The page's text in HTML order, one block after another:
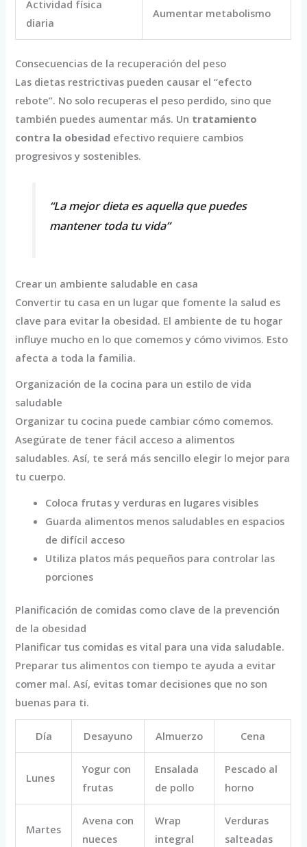
Actividad física
diaria
Aumentar metabolismo
Consecuencias de la recuperación del peso
Las dietas restrictivas pueden causar el “efecto
rebote”. No solo recuperas el peso perdido, sino que
también puedes aumentar más. Un tratamiento
contra la obesidad efectivo requiere cambios
progresivos y sostenibles.
“La mejor dieta es aquella que puedes
mantener toda tu vida”
Crear un ambiente saludable en casa
Convertir tu casa en un lugar que fomente la salud es
clave para evitar la obesidad. El ambiente de tu hogar
influye mucho en lo que comemos y cómo vivimos. Esto
afecta a toda la familia.
Organización de la cocina para un estilo de vida
saludable
Organizar tu cocina puede cambiar cómo comemos.
Asegúrate de tener fácil acceso a alimentos
saludables. Así, te será más sencillo elegir lo mejor para
tu cuerpo.
Coloca frutas y verduras en lugares visibles
Guarda alimentos menos saludables en espacios
de difícil acceso
Utiliza platos más pequeños para controlar las
porciones
Planificación de comidas como clave de la prevención
de la obesidad
Planificar tus comidas es vital para una vida saludable.
Preparar tus alimentos con tiempo te ayuda a evitar
comer mal. Así, evitas tomar decisiones que no son
buenas para ti.
Día Desayuno Almuerzo Cena
Lunes
Yogur con
frutas
Ensalada
de pollo
Pescado al
horno
Martes
Avena con
nueces
Wrap
integral
Verduras
salteadas